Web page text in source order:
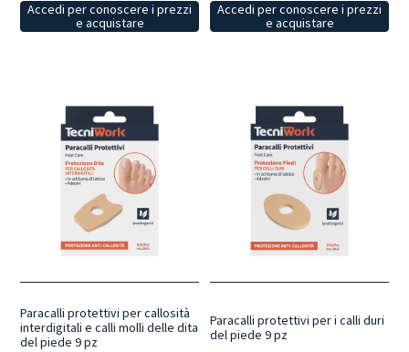
Accedi per conoscere i prezzi
e acquistare
Accedi per conoscere i prezzi
e acquistare
Paracalli protettivi per callosità
interdigitali e calli molli delle dita
del piede 9 pz
Paracalli protettivi per i calli duri
del piede 9 pz